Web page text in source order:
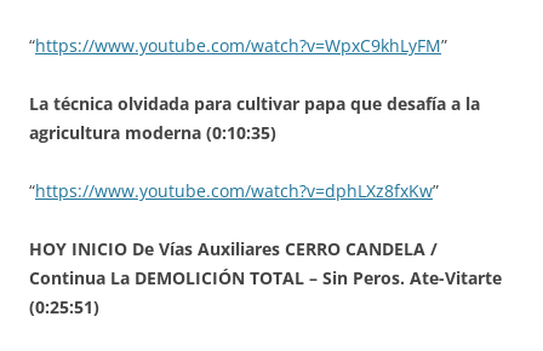
“https://www.youtube.com/watch?v=WpxC9khLyFM”
La técnica olvidada para cultivar papa que desafía a la
agricultura moderna (0:10:35)
“https://www.youtube.com/watch?v=dphLXz8fxKw”
HOY INICIO De Vías Auxiliares CERRO CANDELA /
Continua La DEMOLICIÓN TOTAL – Sin Peros. Ate-Vitarte
(0:25:51)